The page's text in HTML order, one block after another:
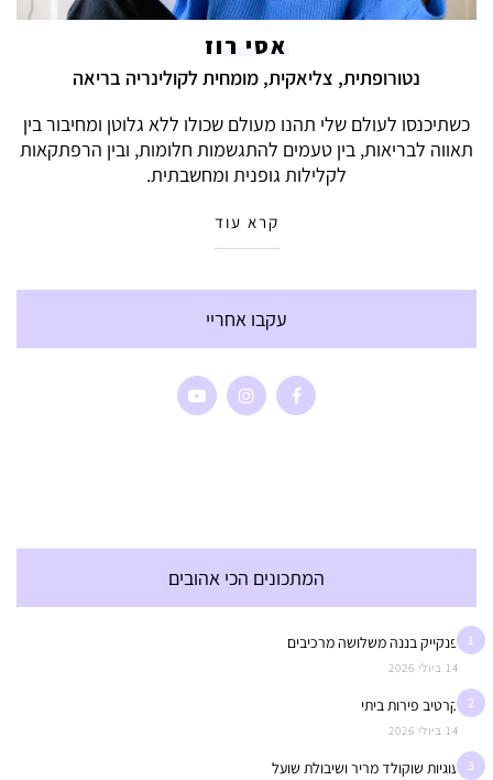
אסי רוז
נטורופתית, צליאקית, מומחית לקולינריה בריאה
כשתיכנסו לעולם שלי תהנו מעולם שכולו ללא גלוטן ומחיבור בין
תאווה לבריאות, בין טעמים להתגשמות חלומות, ובין הרפתקאות
לקלילות גופנית ומחשבתית.
קרא עוד
עקבו אחריי
המתכונים הכי אהובים
1 פנקייק בננה משלושה מרכיבים
14 ביולי 2026
2 קרטיב פירות ביתי
14 ביולי 2026
3 עוגיות שוקולד מריר ושיבולת שועל